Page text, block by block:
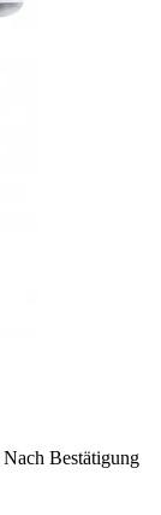
Nach Bestätigung